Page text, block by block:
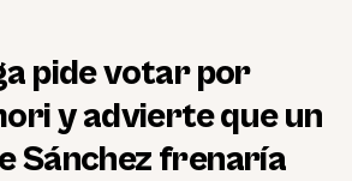
pide votar por
y advierte que un
Sánchez frenaría